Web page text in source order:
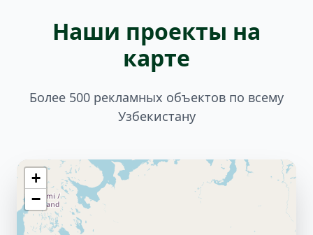
Наши проекты на
карте
Более 500 рекламных объектов по всему
Узбекистану
+
−